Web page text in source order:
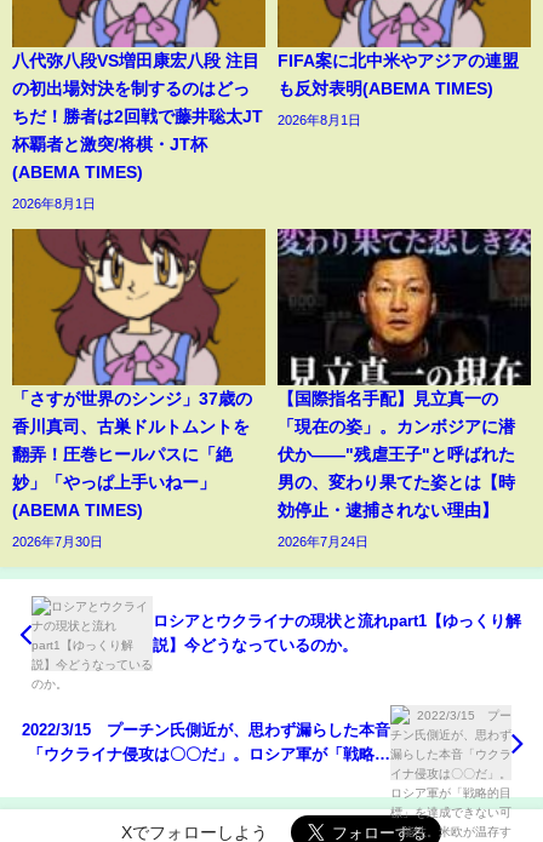
八代弥八段VS増田康宏八段 注目
の初出場対決を制するのはどっ
ちだ！勝者は2回戦で藤井聡太JT
杯覇者と激突/将棋・JT杯
(ABEMA TIMES)
2026年8月1日
FIFA案に北中米やアジアの連盟
も反対表明(ABEMA TIMES)
2026年8月1日
「さすが世界のシンジ」37歳の
香川真司、古巣ドルトムントを
翻弄！圧巻ヒールパスに「絶
妙」「やっぱ上手いねー」
(ABEMA TIMES)
2026年7月30日
【国際指名手配】見立真一の
「現在の姿」。カンボジアに潜
伏か――"残虐王子"と呼ばれた
男の、変わり果てた姿とは【時
効停止・逮捕されない理由】
2026年7月24日
ロシアとウクライナの現状と流れpart1【ゆっくり解
説】今どうなっているのか。
2022/3/15 プーチン氏側近が、思わず漏らした本音
「ウクライナ侵攻は〇〇だ」。ロシア軍が「戦略的
札”とは。
Xでフォローしよう